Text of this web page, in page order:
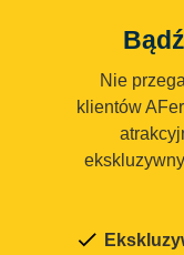
Nie
klientów